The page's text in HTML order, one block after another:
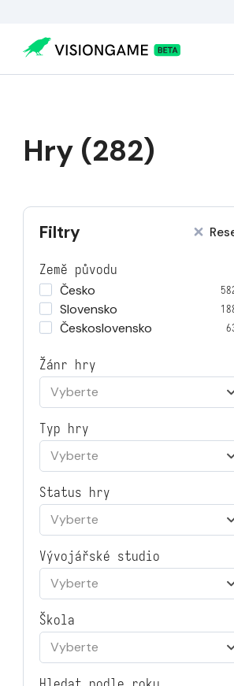
Hry (282)
Filtry
Země původu
Česko
Slovensko
Československo
Žánr hry
Vyberte
Typ hry
Vyberte
Status hry
Vyberte
Vývojářské studio
Vyberte
Škola
Vyberte